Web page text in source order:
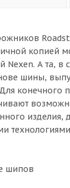
копией
Nexen. А та, в
шины,
конечного
изделия,
шипов